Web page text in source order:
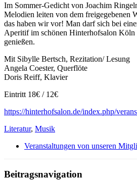
Im Sommer-Gedicht von Joachim
Melodien leiten von dem freigegebenen
das haben wir vor! Man darf sich bei
Aperitif im schönen Hinterhofsalon Köln
genießen.
Mit Sibylle Bertsch, Rezitation/ Lesung
Angela Coester, Querflöte
Doris Reiff, Klavier
Eintritt 18€ / 12€
https://hinterhofsalon.de/index.php/
Literatur, Musik
Veranstaltungen von unseren
Beitragsnavigation